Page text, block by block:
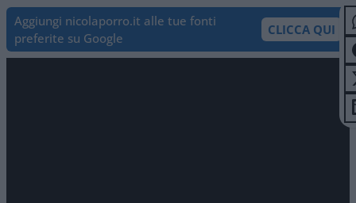
Aggiungi nicolaporro.it alle tue fonti
preferite su Google
CLICCA QUI